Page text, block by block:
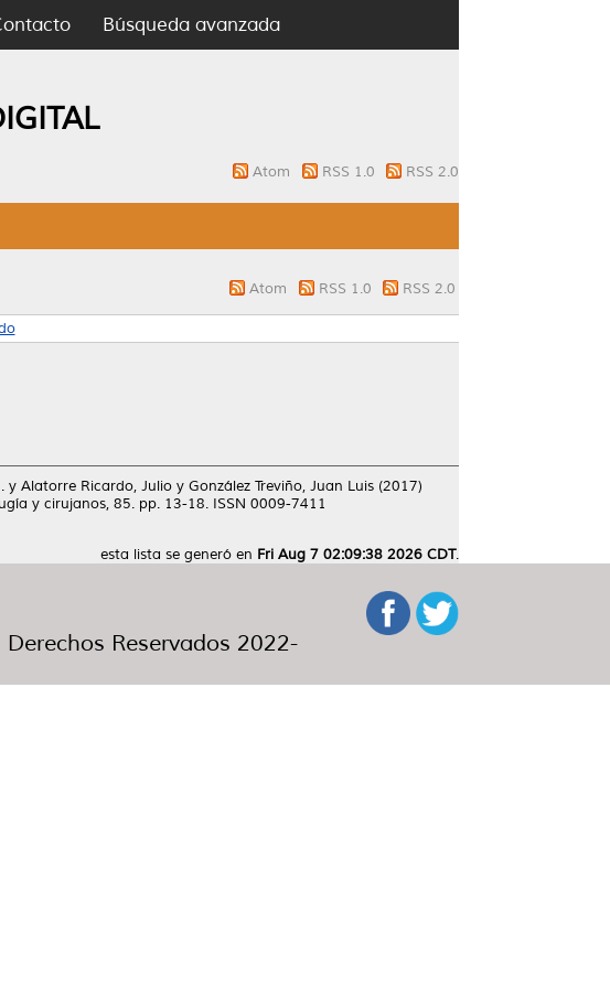
Búsqueda avanzada
Atom RSS 1.0 RSS 2.0
Atom RSS 1.0 RSS 2.0
y Alatorre Ricardo, Julio y González Treviño, Juan Luis (2017)
y cirujanos, 85. pp. 13-18. ISSN 0009-7411
esta lista se generó en Fri Aug 7 02:09:38 2026 CDT.
Reservados 2022-